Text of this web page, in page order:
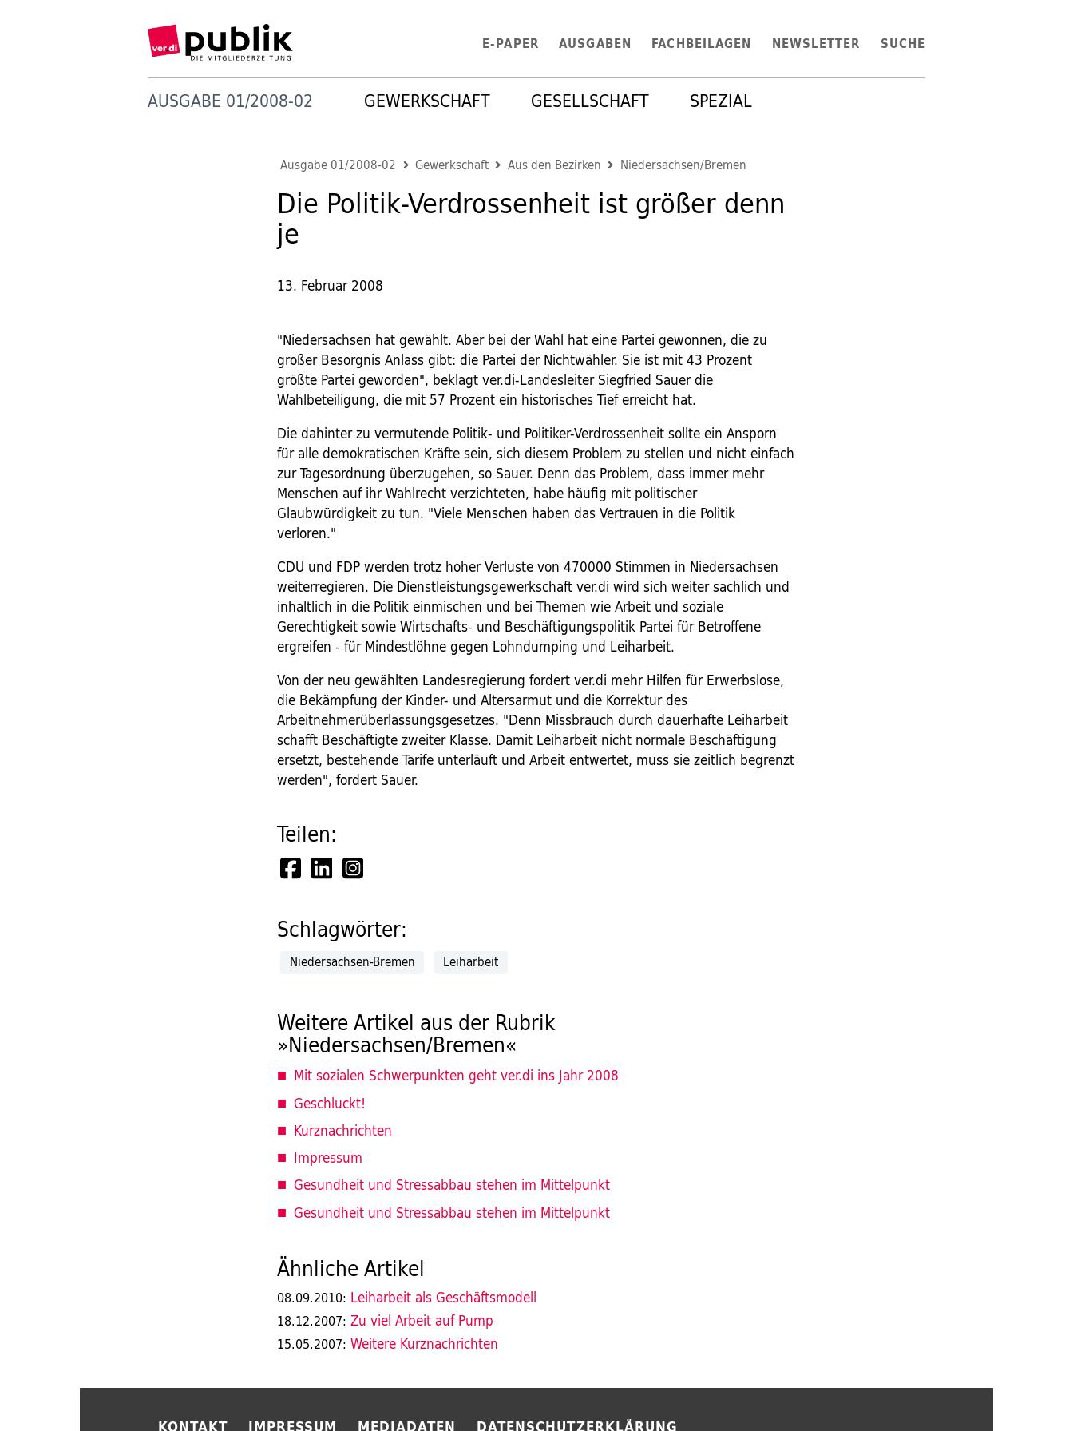
E-PAPER AUSGABEN FACHBEILAGEN NEWSLETTER SUCHE
AUSGABE 01/2008-02 GEWERKSCHAFT GESELLSCHAFT SPEZIAL
Ausgabe 01/2008-02 Gewerkschaft Aus den Bezirken Niedersachsen/Bremen
Die Politik-Verdrossenheit ist größer denn
je
13. Februar 2008
"Niedersachsen hat gewählt. Aber bei der Wahl hat eine Partei gewonnen, die zu
großer Besorgnis Anlass gibt: die Partei der Nichtwähler. Sie ist mit 43 Prozent
größte Partei geworden", beklagt ver.di-Landesleiter Siegfried Sauer die
Wahlbeteiligung, die mit 57 Prozent ein historisches Tief erreicht hat.
Die dahinter zu vermutende Politik- und Politiker-Verdrossenheit sollte ein Ansporn
für alle demokratischen Kräfte sein, sich diesem Problem zu stellen und nicht einfach
zur Tagesordnung überzugehen, so Sauer. Denn das Problem, dass immer mehr
Menschen auf ihr Wahlrecht verzichteten, habe häufig mit politischer
Glaubwürdigkeit zu tun. "Viele Menschen haben das Vertrauen in die Politik
verloren."
CDU und FDP werden trotz hoher Verluste von 470000 Stimmen in Niedersachsen
weiterregieren. Die Dienstleistungsgewerkschaft ver.di wird sich weiter sachlich und
inhaltlich in die Politik einmischen und bei Themen wie Arbeit und soziale
Gerechtigkeit sowie Wirtschafts- und Beschäftigungspolitik Partei für Betroffene
ergreifen - für Mindestlöhne gegen Lohndumping und Leiharbeit.
Von der neu gewählten Landesregierung fordert ver.di mehr Hilfen für Erwerbslose,
die Bekämpfung der Kinder- und Altersarmut und die Korrektur des
Arbeitnehmerüberlassungsgesetzes. "Denn Missbrauch durch dauerhafte Leiharbeit
schafft Beschäftigte zweiter Klasse. Damit Leiharbeit nicht normale Beschäftigung
ersetzt, bestehende Tarife unterläuft und Arbeit entwertet, muss sie zeitlich begrenzt
werden", fordert Sauer.
Teilen:
Schlagwörter:
Niedersachsen-Bremen Leiharbeit
Weitere Artikel aus der Rubrik
»Niedersachsen/Bremen«
Mit sozialen Schwerpunkten geht ver.di ins Jahr 2008
Geschluckt!
Kurznachrichten
Impressum
Gesundheit und Stressabbau stehen im Mittelpunkt
Gesundheit und Stressabbau stehen im Mittelpunkt
Ähnliche Artikel
08.09.2010: Leiharbeit als Geschäftsmodell
18.12.2007: Zu viel Arbeit auf Pump
15.05.2007: Weitere Kurznachrichten
KONTAKT IMPRESSUM MEDIADATEN DATENSCHUTZERKLÄRUNG